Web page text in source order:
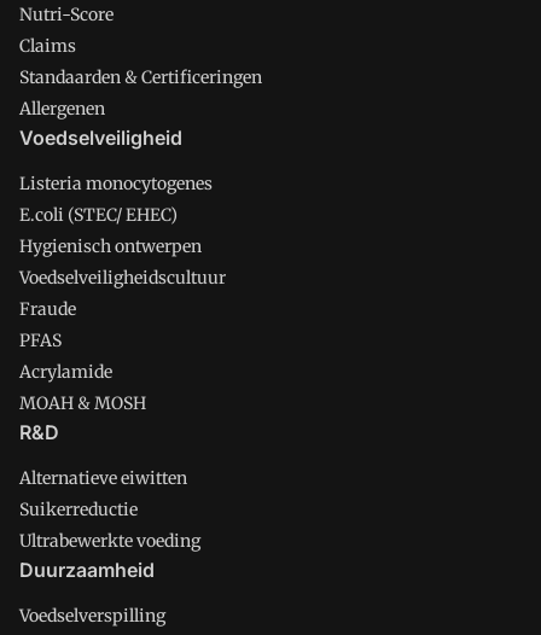
Nutri-Score
Claims
Standaarden & Certificeringen
Allergenen
Voedselveiligheid
Listeria monocytogenes
E.coli (STEC/ EHEC)
Hygienisch ontwerpen
Voedselveiligheidscultuur
Fraude
PFAS
Acrylamide
MOAH & MOSH
R&D
Alternatieve eiwitten
Suikerreductie
Ultrabewerkte voeding
Duurzaamheid
Voedselverspilling